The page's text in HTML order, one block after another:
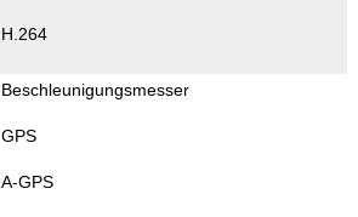
H.264
Beschleunigungsmesser
GPS
A-GPS